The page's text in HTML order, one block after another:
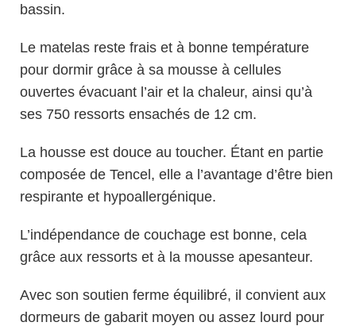
bassin.
Le matelas reste frais et à bonne température
pour dormir grâce à sa mousse à cellules
ouvertes évacuant l’air et la chaleur, ainsi qu’à
ses 750 ressorts ensachés de 12 cm.
La housse est douce au toucher. Étant en partie
composée de Tencel, elle a l’avantage d’être bien
respirante et hypoallergénique.
L’indépendance de couchage est bonne, cela
grâce aux ressorts et à la mousse apesanteur.
Avec son soutien ferme équilibré, il convient aux
dormeurs de gabarit moyen ou assez lourd pour